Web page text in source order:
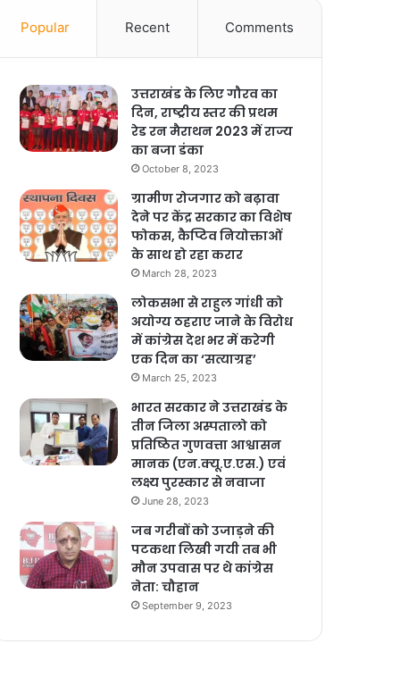
Popular Recent Comments
उत्तराखंड के लिए गौरव का
दिन, राष्ट्रीय स्तर की प्रथम
रेड रन मैराथन 2023 में राज्य
का बजा डंका
October 8, 2023
ग्रामीण रोजगार को बढ़ावा
देने पर केंद्र सरकार का विशेष
फोकस, कैप्टिव नियोक्ताओं
के साथ हो रहा करार
March 28, 2023
लोकसभा से राहुल गांधी को
अयोग्य ठहराए जाने के विरोध
में कांग्रेस देश भर में करेगी
एक दिन का ‘सत्याग्रह’
March 25, 2023
भारत सरकार ने उत्तराखंड के
तीन जिला अस्पतालो को
प्रतिष्ठित गुणवत्ता आश्वासन
मानक (एन.क्यू.ए.एस.) एवं
लक्ष्य पुरस्कार से नवाजा
June 28, 2023
जब गरीबों को उजाड़ने की
पटकथा लिखी गयी तब भी
मौन उपवास पर थे कांग्रेस
नेता: चौहान
September 9, 2023